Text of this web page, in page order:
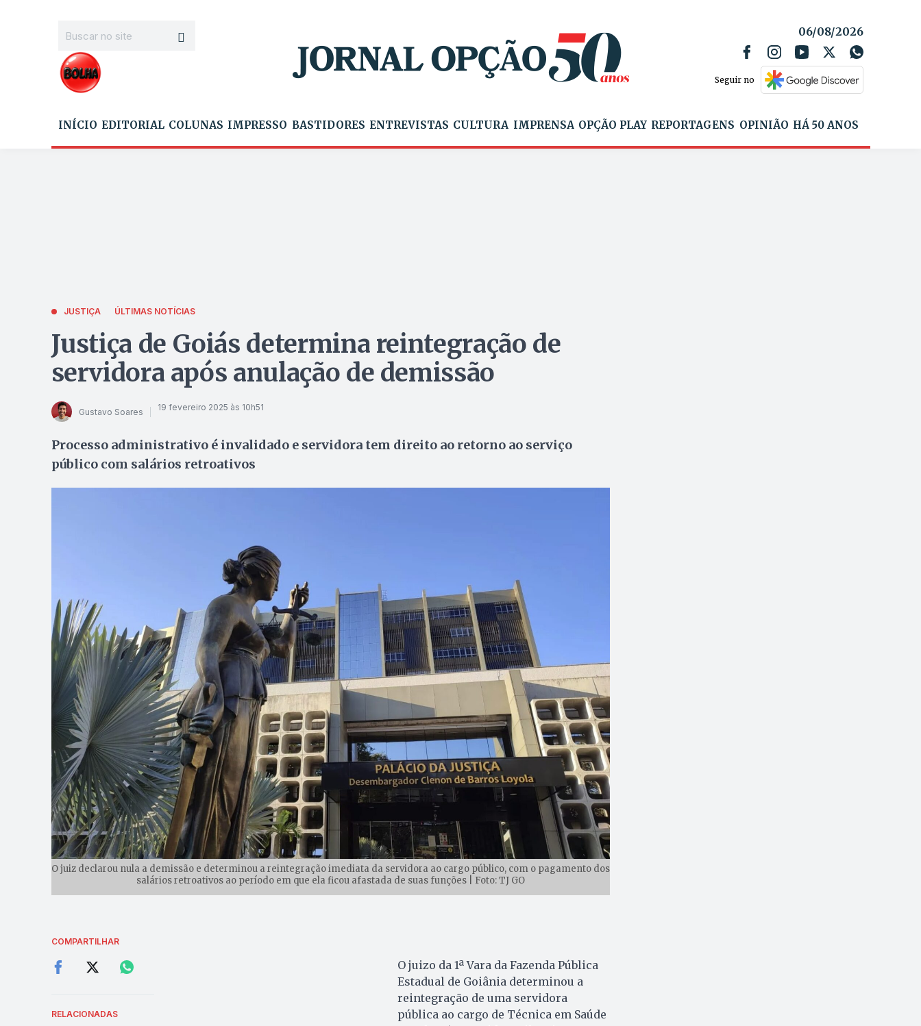
06/08/2026
Seguir no
INÍCIO EDITORIAL COLUNAS IMPRESSO BASTIDORES ENTREVISTAS CULTURA IMPRENSA OPÇÃO PLAY REPORTAGENS OPINIÃO HÁ 50 ANOS
JUSTIÇA ÚLTIMAS NOTÍCIAS
Justiça de Goiás determina reintegração de
servidora após anulação de demissão
Gustavo Soares 19 fevereiro 2025 às 10h51
Processo administrativo é invalidado e servidora tem direito ao retorno ao serviço
público com salários retroativos
O juiz declarou nula a demissão e determinou a reintegração imediata da servidora ao cargo público, com o pagamento dos
salários retroativos ao período em que ela ficou afastada de suas funções | Foto: TJ GO
COMPARTILHAR
RELACIONADAS
O juizo da 1ª Vara da Fazenda Pública
Estadual de Goiânia determinou a
reintegração de uma servidora
pública ao cargo de Técnica em Saúde